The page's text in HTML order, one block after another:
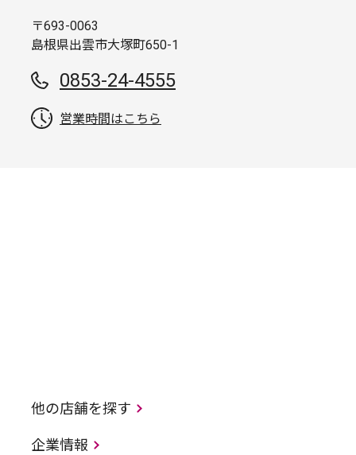
〒693-0063
島根県出雲市大塚町650-1
0853-24-4555
営業時間はこちら
他の店舗を探す
企業情報